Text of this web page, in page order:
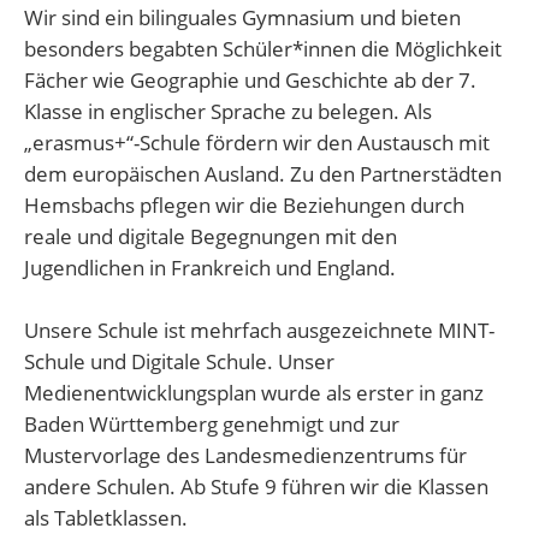
Wir sind ein bilinguales Gymnasium und bieten
besonders begabten Schüler*innen die Möglichkeit
Fächer wie Geographie und Geschichte ab der 7.
Klasse in englischer Sprache zu belegen. Als
„erasmus+“-Schule fördern wir den Austausch mit
dem europäischen Ausland. Zu den Partnerstädten
Hemsbachs pflegen wir die Beziehungen durch
reale und digitale Begegnungen mit den
Jugendlichen in Frankreich und England.
Unsere Schule ist mehrfach ausgezeichnete MINT-
Schule und Digitale Schule. Unser
Medienentwicklungsplan wurde als erster in ganz
Baden Württemberg genehmigt und zur
Mustervorlage des Landesmedienzentrums für
andere Schulen. Ab Stufe 9 führen wir die Klassen
als Tabletklassen.